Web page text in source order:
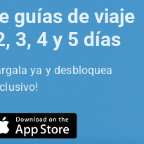
guías de viaje
3, 4 y 5 días
ya y desbloquea